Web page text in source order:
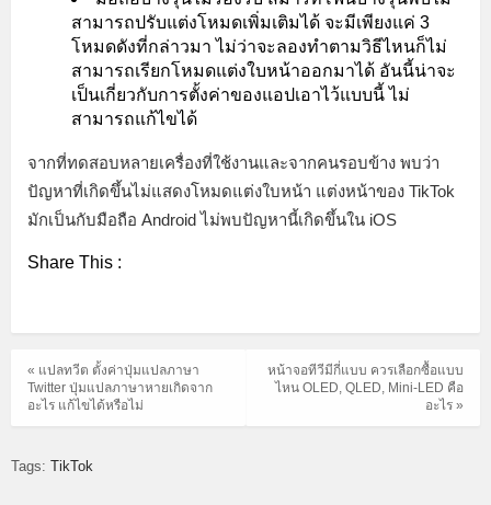
สามารถปรับแต่งโหมดเพิ่มเติมได้ จะมีเพียงแค่ 3
โหมดดังที่กล่าวมา ไม่ว่าจะลองทำตามวิธีไหนก็ไม่
สามารถเรียกโหมดแต่งใบหน้าออกมาได้ อันนี้น่าจะ
เป็นเกี่ยวกับการตั้งค่าของแอปเอาไว้แบบนี้ ไม่
สามารถแก้ไขได้
จากที่ทดสอบหลายเครื่องที่ใช้งานและจากคนรอบข้าง พบว่า
ปัญหาที่เกิดขึ้นไม่แสดงโหมดแต่งใบหน้า แต่งหน้าของ TikTok
มักเป็นกับมือถือ Android ไม่พบปัญหานี้เกิดขึ้นใน iOS
Share This :
หน้าจอทีวีมีกี่แบบ ควรเลือกซื้อแบบ
ไหน OLED, QLED, Mini-LED คือ
อะไร »
« แปลทวีต ตั้งค่าปุ่มแปลภาษา
Twitter ปุ่มแปลภาษาหายเกิดจาก
อะไร แก้ไขได้หรือไม่
Tags: TikTok